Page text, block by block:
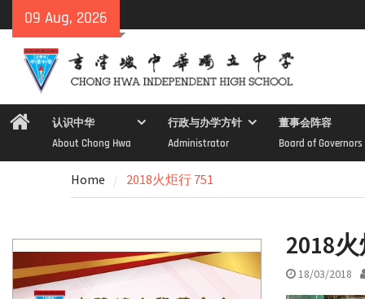
to
content
09 Aug, 2026
Home认识中华
About Chong Hwa
行政与办学方针
Administrator
董事会阵容
Board of Governors
Home 2018火炬行 751
2018
18/03/2018